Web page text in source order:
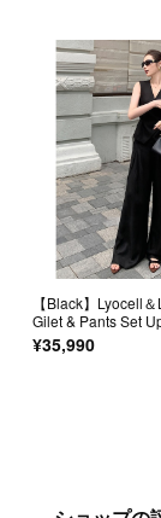
【Black】Lyocell
Gilet & Pants Set
¥35,990